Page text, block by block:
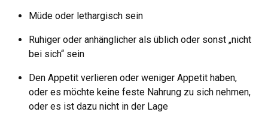
Müde oder lethargisch sein
Ruhiger oder anhänglicher als üblich oder sonst „nicht
bei sich“ sein
Den Appetit verlieren oder weniger Appetit haben,
oder es möchte keine feste Nahrung zu sich nehmen,
oder es ist dazu nicht in der Lage